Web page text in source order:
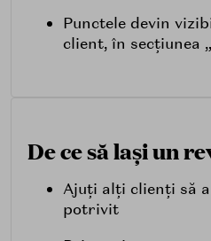
Punctele devin
client, în secțiunea
De ce să lași un
Ajuți alți clienți să
potrivit